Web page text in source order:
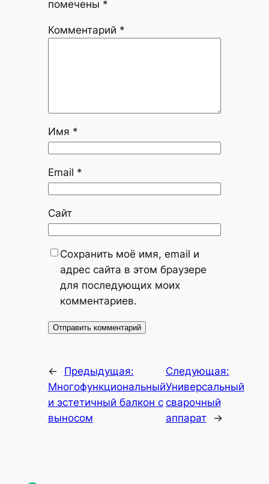
помечены *
Комментарий *
Имя *
Email *
Сайт
Сохранить моё имя, email и
адрес сайта в этом браузере
для последующих моих
комментариев.
←
Предыдущая:
Многофункциональный
и эстетичный балкон с
выносом
Следующая:
Универсальный
сварочный
аппарат
→